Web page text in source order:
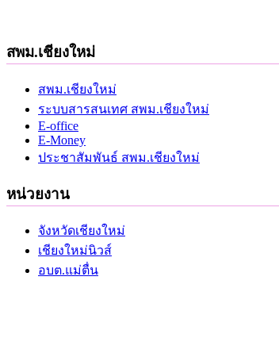
สพม.เชียงใหม่
สพม.เชียงใหม่
ระบบสารสนเทศ สพม.เชียงใหม่
E-office
E-Money
ประชาสัมพันธ์ สพม.เชียงใหม่
หน่วยงาน
จังหวัดเชียงใหม่
เชียงใหม่นิวส์
อบต.แม่ตื่น